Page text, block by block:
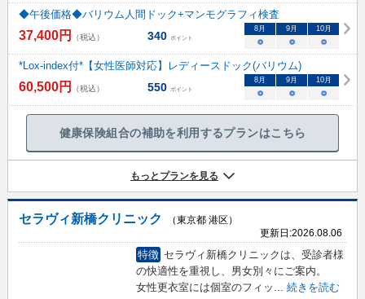
◆午後価格◆バリウム人間ドック+マンモグラフィ検査
37,400円 （税込） 340 ポイント
8 月 9 月 10月
○ ○ ○
*Lox-index付*【女性医師対応】レディースドック(バリウム)
60,500円 （税込） 550 ポイント
8 月 9 月 10月
○ ○ ○
健康保険組合の補助を利用するプランはこちら
もっとプランを見る
セラヴィ新橋クリニック
（東京都 港区）
更新日:2026.08.06
特徴 セラヴィ新橋クリニックは、受診者様
の快適性を重視し、男女別々にご案内。
女性更衣室には個室のフィッ ... 続きを読む